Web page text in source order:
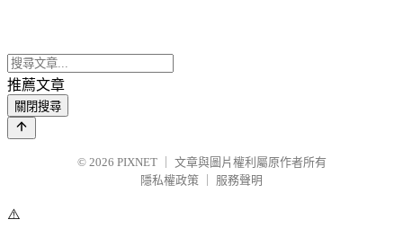
推薦文章
關閉搜尋
© 2026 PIXNET
文章與圖片權利屬原作者所有
隱私權政策
服務聲明
⚠️